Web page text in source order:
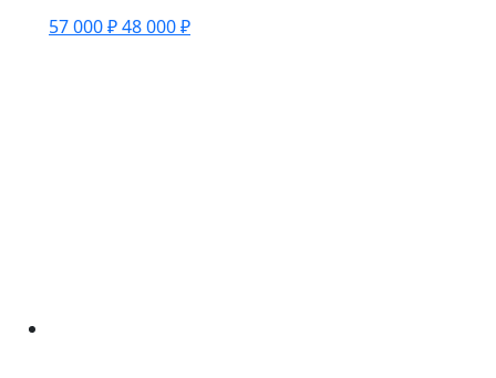
57 000 ₽48 000 ₽